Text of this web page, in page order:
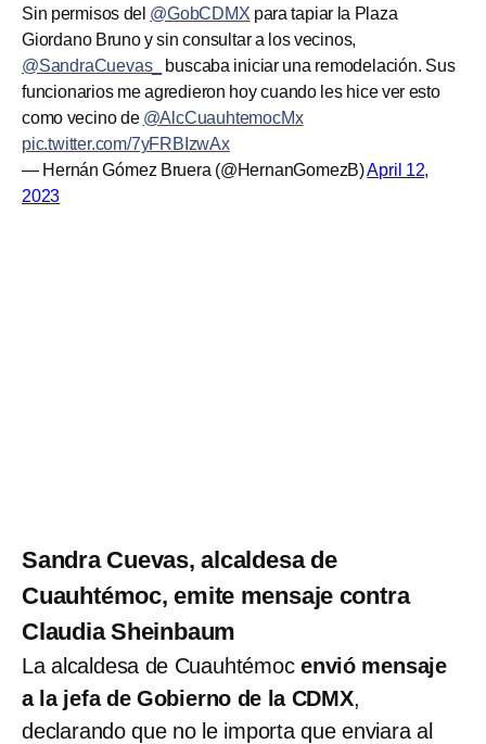
Sin permisos del ⁦ @GobCDMX ⁩ para tapiar la Plaza
Giordano Bruno y sin consultar a los vecinos,
@SandraCuevas_
⁩ buscaba iniciar una remodelación. Sus
funcionarios me agredieron hoy cuando les hice ver esto
como vecino de ⁦ @AlcCuauhtemocMx
pic.twitter.com/7yFRBIzwAx
— Hernán Gómez Bruera (@HernanGomezB)April 12,
2023
Sandra Cuevas, alcaldesa de
Cuauhtémoc, emite mensaje contra
Claudia Sheinbaum
La alcaldesa de Cuauhtémoc envió mensaje
a la jefa de Gobierno de la CDMX,
declarando que no le importa que enviara al